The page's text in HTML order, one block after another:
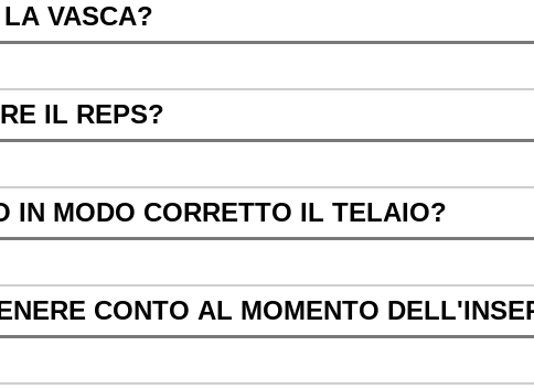
VASCA?
IL REPS?
IN MODO CORRETTO IL TELAIO?
CONTO AL MOMENTO